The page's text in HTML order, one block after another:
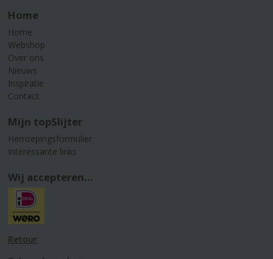
Home
Home
Webshop
Over ons
Nieuws
Inspiratie
Contact
Mijn topSlijter
Herroepingsformulier
Interessante links
Wij accepteren...
Retour